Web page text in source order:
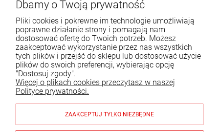
E-mail: sklep@komo.pl
Moje konto
Płatności i dostawa
Dbamy o Twoją prywatność
Pliki cookies i pokrewne im technologie umożliwiają
poprawne działanie strony i pomagają nam
dostosować ofertę do Twoich potrzeb. Możesz
zaakceptować wykorzystanie przez nas wszystkich
tych plików i przejść do sklepu lub dostosować użycie
plików do swoich preferencji, wybierając opcję
"Dostosuj zgody".
Więcej o plikach cookies przeczytasz w naszej
Polityce prywatności.
ZAAKCEPTUJ TYLKO NIEZBĘDNE